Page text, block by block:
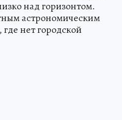
над горизонтом.
астрономическим
нет городской